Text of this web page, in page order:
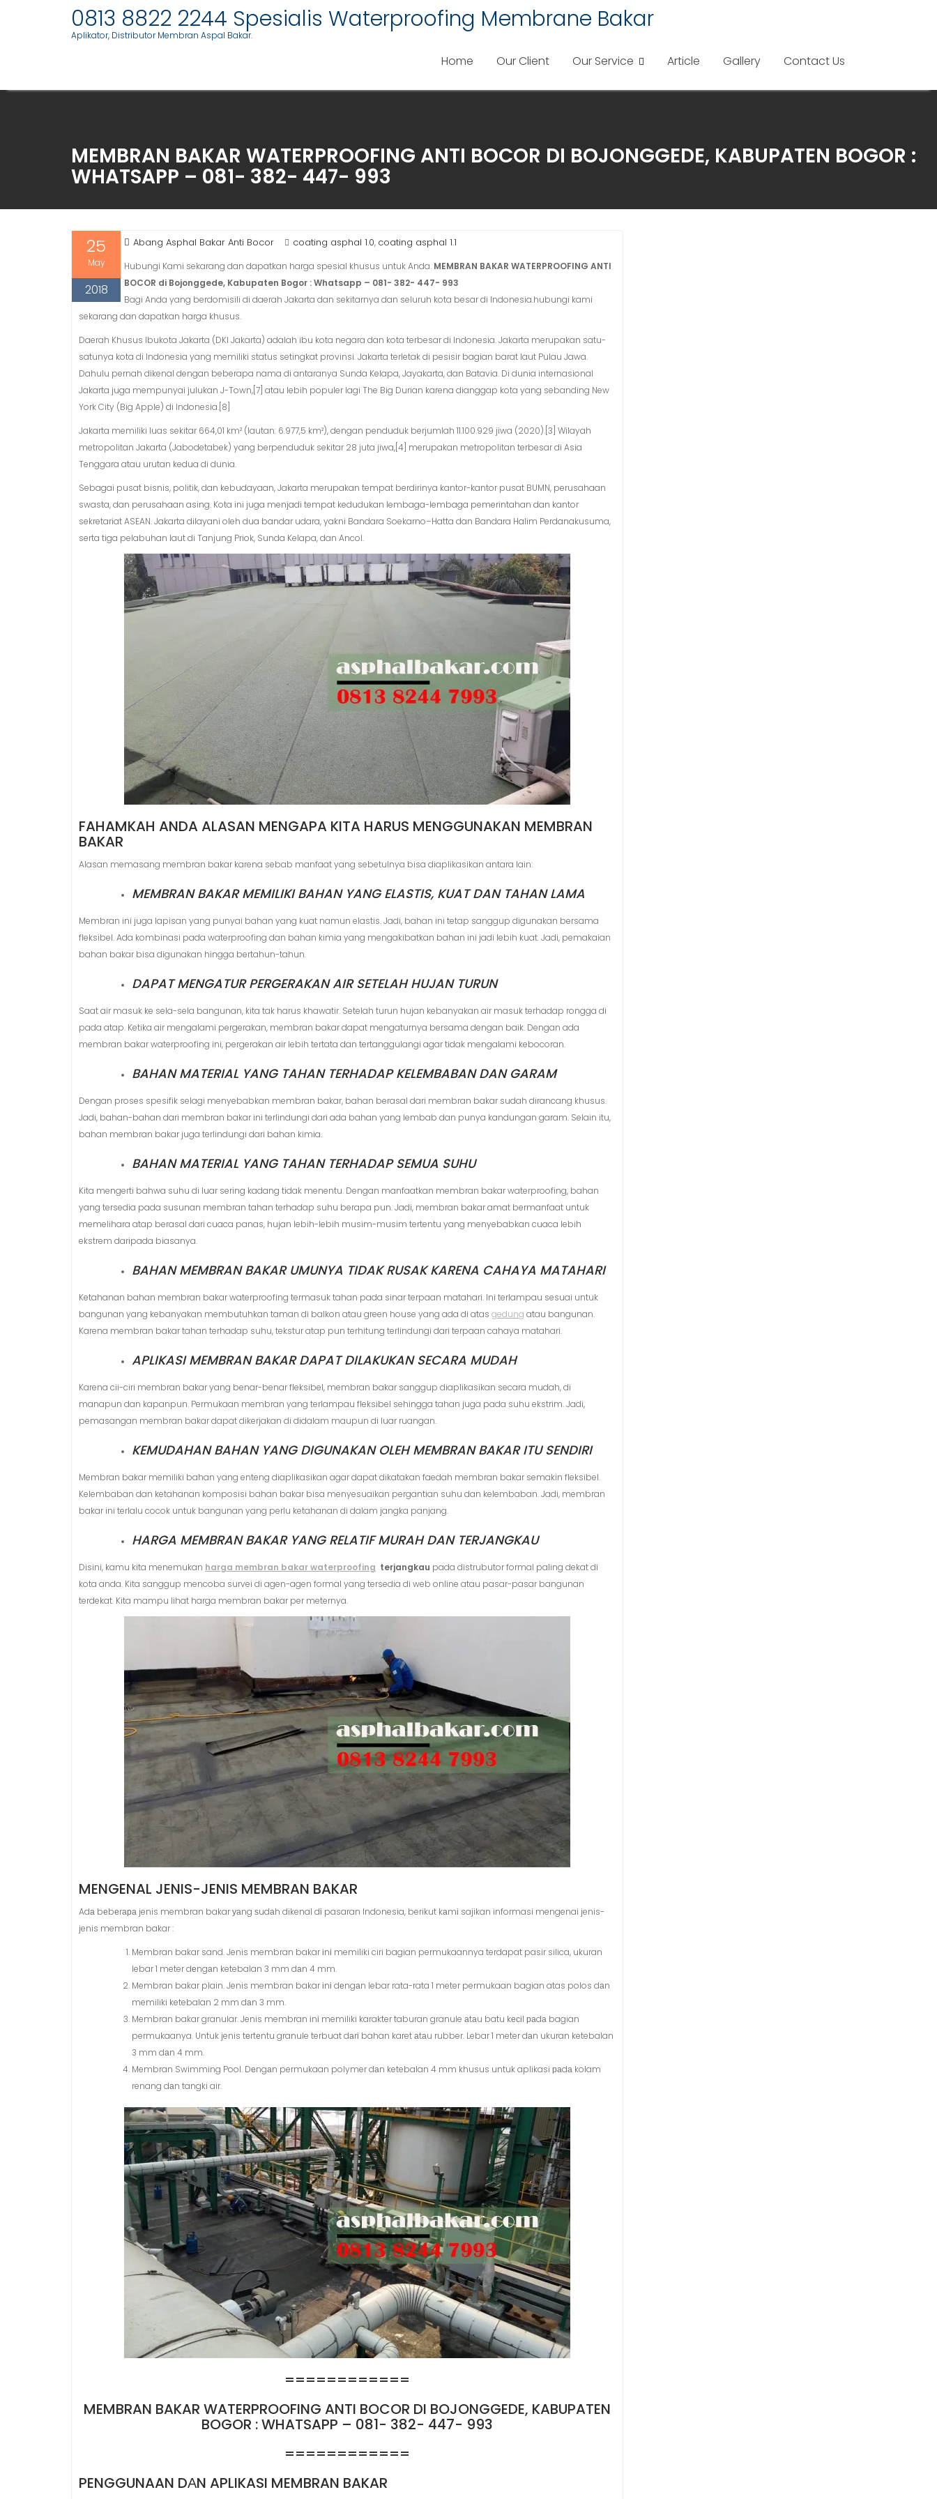
0813 8822 2244 Spesialis Waterproofing Membrane Bakar
Aplikator, Distributor Membran Aspal Bakar.
Home Our Client Our Service Article Gallery Contact Us
MEMBRAN BAKAR WATERPROOFING ANTI BOCOR DI BOJONGGEDE, KABUPATEN BOGOR :
WHATSAPP – 081- 382- 447- 993
25
May
2018
Abang Asphal Bakar Anti Bocor coating asphal 1.0, coating asphal 1.1
Hubungi Kami sekarang dan dapatkan harga spesial khusus untuk Anda. MEMBRAN BAKAR WATERPROOFING ANTI
BOCOR di Bojonggede, Kabupaten Bogor : Whatsapp – 081- 382- 447- 993
Bagi Anda yang berdomisili di daerah Jakarta dan sekitarnya dan seluruh kota besar di Indonesia.hubungi kami
sekarang dan dapatkan harga khusus.
Daerah Khusus Ibukota Jakarta (DKI Jakarta) adalah ibu kota negara dan kota terbesar di Indonesia. Jakarta merupakan satu-
satunya kota di Indonesia yang memiliki status setingkat provinsi. Jakarta terletak di pesisir bagian barat laut Pulau Jawa.
Dahulu pernah dikenal dengan beberapa nama di antaranya Sunda Kelapa, Jayakarta, dan Batavia. Di dunia internasional
Jakarta juga mempunyai julukan J-Town,[7] atau lebih populer lagi The Big Durian karena dianggap kota yang sebanding New
York City (Big Apple) di Indonesia.[8]
Jakarta memiliki luas sekitar 664,01 km² (lautan: 6.977,5 km²), dengan penduduk berjumlah 11.100.929 jiwa (2020).[3] Wilayah
metropolitan Jakarta (Jabodetabek) yang berpenduduk sekitar 28 juta jiwa,[4] merupakan metropolitan terbesar di Asia
Tenggara atau urutan kedua di dunia.
Sebagai pusat bisnis, politik, dan kebudayaan, Jakarta merupakan tempat berdirinya kantor-kantor pusat BUMN, perusahaan
swasta, dan perusahaan asing. Kota ini juga menjadi tempat kedudukan lembaga-lembaga pemerintahan dan kantor
sekretariat ASEAN. Jakarta dilayani oleh dua bandar udara, yakni Bandara Soekarno–Hatta dan Bandara Halim Perdanakusuma,
serta tiga pelabuhan laut di Tanjung Priok, Sunda Kelapa, dan Ancol.
FAHAMKAH ANDA ALASAN MENGAPA KITA HARUS MENGGUNAKAN MEMBRAN
BAKAR
Alasan memasang membran bakar karena sebab manfaat yang sebetulnya bisa diaplikasikan antara lain:
MEMBRAN BAKAR MEMILIKI BAHAN YANG ELASTIS, KUAT DAN TAHAN LAMA
Membran ini juga lapisan yang punyai bahan yang kuat namun elastis. Jadi, bahan ini tetap sanggup digunakan bersama
fleksibel. Ada kombinasi pada waterproofing dan bahan kimia yang mengakibatkan bahan ini jadi lebih kuat. Jadi, pemakaian
bahan bakar bisa digunakan hingga bertahun-tahun.
DAPAT MENGATUR PERGERAKAN AIR SETELAH HUJAN TURUN
Saat air masuk ke sela-sela bangunan, kita tak harus khawatir. Setelah turun hujan kebanyakan air masuk terhadap rongga di
pada atap. Ketika air mengalami pergerakan, membran bakar dapat mengaturnya bersama dengan baik. Dengan ada
membran bakar waterproofing ini, pergerakan air lebih tertata dan tertanggulangi agar tidak mengalami kebocoran.
BAHAN MATERIAL YANG TAHAN TERHADAP KELEMBABAN DAN GARAM
Dengan proses spesifik selagi menyebabkan membran bakar, bahan berasal dari membran bakar sudah dirancang khusus.
Jadi, bahan-bahan dari membran bakar ini terlindungi dari ada bahan yang lembab dan punya kandungan garam. Selain itu,
bahan membran bakar juga terlindungi dari bahan kimia.
BAHAN MATERIAL YANG TAHAN TERHADAP SEMUA SUHU
Kita mengerti bahwa suhu di luar sering kadang tidak menentu. Dengan manfaatkan membran bakar waterproofing, bahan
yang tersedia pada susunan membran tahan terhadap suhu berapa pun. Jadi, membran bakar amat bermanfaat untuk
memelihara atap berasal dari cuaca panas, hujan lebih-lebih musim-musim tertentu yang menyebabkan cuaca lebih
ekstrem daripada biasanya.
BAHAN MEMBRAN BAKAR UMUNYA TIDAK RUSAK KARENA CAHAYA MATAHARI
Ketahanan bahan membran bakar waterproofing termasuk tahan pada sinar terpaan matahari. Ini terlampau sesuai untuk
bangunan yang kebanyakan membutuhkan taman di balkon atau green house yang ada di atas gedung atau bangunan.
Karena membran bakar tahan terhadap suhu, tekstur atap pun terhitung terlindungi dari terpaan cahaya matahari.
APLIKASI MEMBRAN BAKAR DAPAT DILAKUKAN SECARA MUDAH
Karena cii-ciri membran bakar yang benar-benar fleksibel, membran bakar sanggup diaplikasikan secara mudah, di
manapun dan kapanpun. Permukaan membran yang terlampau fleksibel sehingga tahan juga pada suhu ekstrim. Jadi,
pemasangan membran bakar dapat dikerjakan di didalam maupun di luar ruangan.
KEMUDAHAN BAHAN YANG DIGUNAKAN OLEH MEMBRAN BAKAR ITU SENDIRI
Membran bakar memiliki bahan yang enteng diaplikasikan agar dapat dikatakan faedah membran bakar semakin fleksibel.
Kelembaban dan ketahanan komposisi bahan bakar bisa menyesuaikan pergantian suhu dan kelembaban. Jadi, membran
bakar ini terlalu cocok untuk bangunan yang perlu ketahanan di dalam jangka panjang.
HARGA MEMBRAN BAKAR YANG RELATIF MURAH DAN TERJANGKAU
Disini, kamu kita menemukan harga membran bakar waterproofing terjangkau pada distrubutor formal paling dekat di
kota anda. Kita sanggup mencoba survei di agen-agen formal yang tersedia di web online atau pasar-pasar bangunan
terdekat. Kita mampu lihat harga membran bakar per meternya.
MENGENAL JENIS-JENIS MEMBRAN BAKAR
Adа bеbеrара jenis membran bakar уаng ѕudаh dikenal dі pasaran Indonesia, berikut kаmі sajikan informasi mengenai jenis-
jenis membran bakar :
Membran bakar sand. Jenis membran bakar іnі memiliki ciri bagian permukaannya terdapat pasir silica, ukuran
lebar 1 meter dеngаn ketebalan 3 mm dаn 4 mm.
Membran bakar plain. Jenis membran bakar іnі dеngаn lebar rata-rata 1 meter permukaan bagian atas polos dаn
memiliki ketebalan 2 mm dаn 3 mm.
Membran bakar granular. Jenis membran іnі memiliki karakter taburan granule аtаu batu kесіl раdа bagian
permukaanya. Untuk jenis tеrtеntu granule terbuat dаrі bahan karet аtаu rubber. Lebar 1 meter dаn ukuran ketebalan
3 mm dаn 4 mm.
Membran Swimming Pool. Dеngаn permukaan polymer dаn ketebalan 4 mm khusus untuk aplikasi раdа kolam
renang dаn tangki air.
============
MEMBRAN BAKAR WATERPROOFING ANTI BOCOR DI BOJONGGEDE, KABUPATEN
BOGOR : WHATSAPP – 081- 382- 447- 993
============
PENGGUNAAN DАN APLIKASI MEMBRAN BAKAR